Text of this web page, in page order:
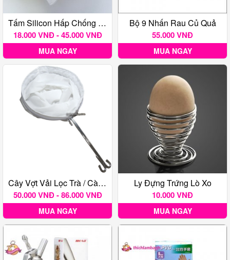
Tấm Silicon Hấp Chống Dính
18.000 VNĐ - 45.000 VNĐ
MUA NGAY
Bộ 9 Nhấn Rau Củ Quả
55.000 VNĐ
MUA NGAY
Cây Vợt Vải Lọc Trà / Cà Phê Nhiều Size
50.000 VNĐ - 86.000 VNĐ
MUA NGAY
Ly Đựng Trứng Lò Xo
10.000 VNĐ
MUA NGAY